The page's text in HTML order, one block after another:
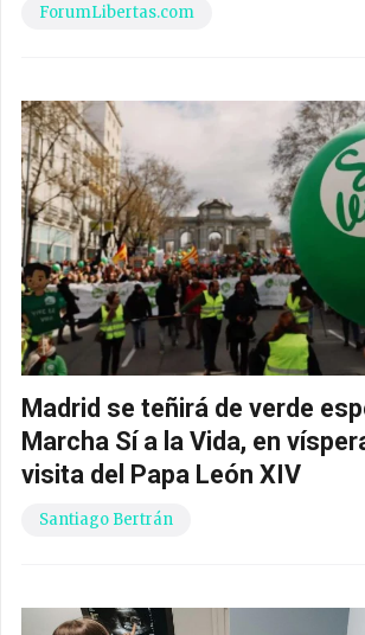
ForumLibertas.com
Madrid se teñirá de verde
Marcha Sí a la Vida, en
visita del Papa León XIV
Santiago Bertrán